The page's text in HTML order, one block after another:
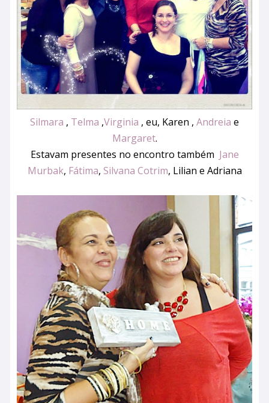
Silmara , Telma ,Virginia , eu, Karen , Andreia e
Margaret.
Estavam presentes no encontro também Jane
Murbak, Fátima, Silvana Cotrim, Lilian e Adriana